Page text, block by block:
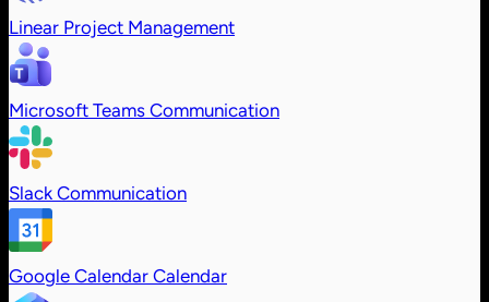
Linear Project Management
Microsoft Teams Communication
Slack Communication
Google Calendar Calendar